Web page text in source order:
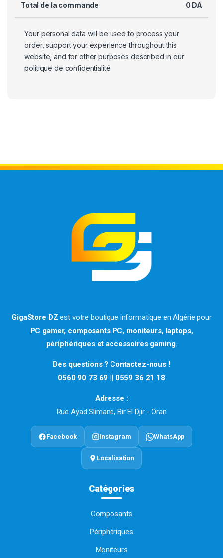
Total de la commande 0 DA
Your personal data will be used to process your
order, support your experience throughout this
website, and for other purposes described in our
politique de confidentialité.
GigaStore DZ est votre boutique informatique en Algérie pour
PC gamer, composants PC, moniteurs, laptops,
périphériques et accessoires gaming.
Des questions ? Contactez-nous !
0560 90 73 69 || 0559 36 21 18
Adresse :
Rue Ayad Slimane, Bir El Djir - Oran
Facebook Instagram WhatsApp
Localisation
Catégories
Composants
Périphériques
Moniteurs